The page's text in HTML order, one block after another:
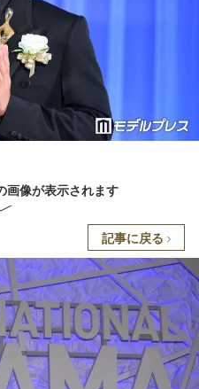
画像が表示されます
記事に戻る